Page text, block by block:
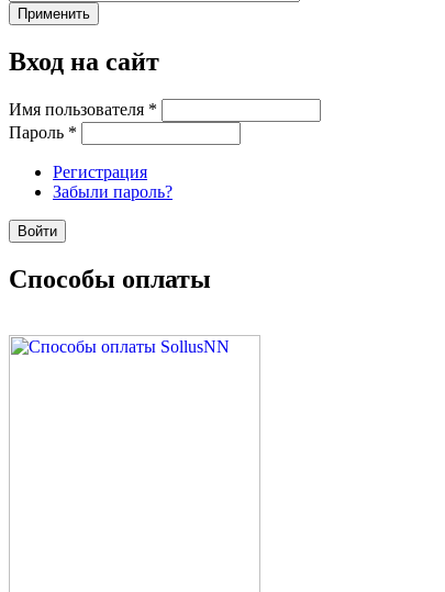
Вход на сайт
Имя пользователя *
Пароль *
Регистрация
Забыли пароль?
Способы оплаты